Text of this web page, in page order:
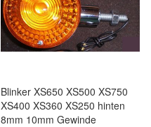
Blinker XS650 XS500 XS750
XS400 XS360 XS250 hinten
8mm 10mm Gewinde